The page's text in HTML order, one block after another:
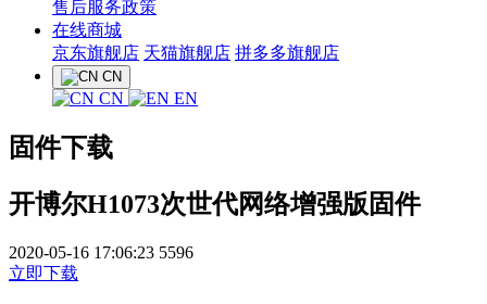
售后服务政策
在线商城
京东旗舰店 天猫旗舰店 拼多多旗舰店
CN
CN EN
固件下载
开博尔H1073次世代网络增强版固件
2020-05-16 17:06:23 5596
立即下载